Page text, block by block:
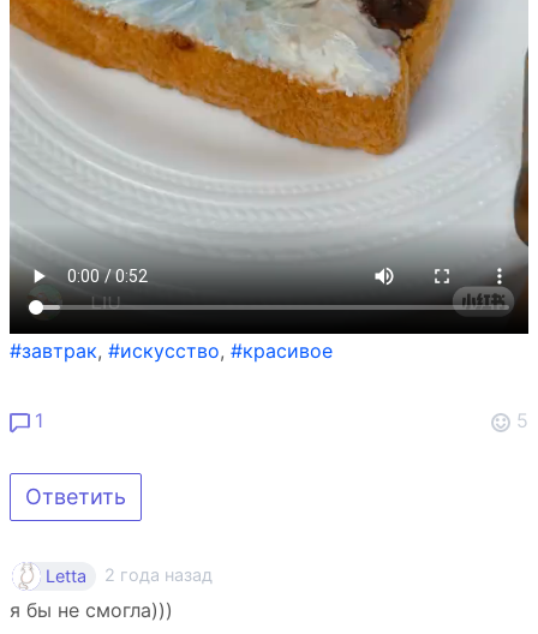
#завтрак, #искусство, #красивое
1 5
Ответить
Letta 2 года назад
я бы не смогла)))